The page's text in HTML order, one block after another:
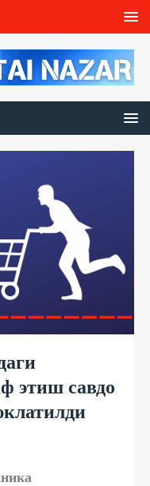
этиш савдо